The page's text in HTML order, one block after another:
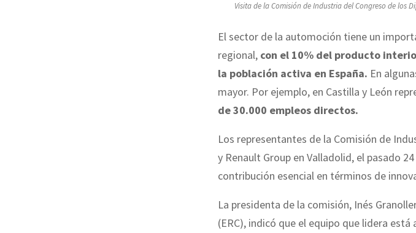
Visita de la Comisión de Industria del Congreso de los
El sector de la automoción tiene un
regional, con el 10% del producto
la población activa en España. En
mayor. Por ejemplo, en Castilla y León
de 30.000 empleos directos.
Los representantes de la Comisión de
y Renault Group en Valladolid, el pasado
contribución esencial en términos de
La presidenta de la comisión, Inés
(ERC), indicó que el equipo que lidera está